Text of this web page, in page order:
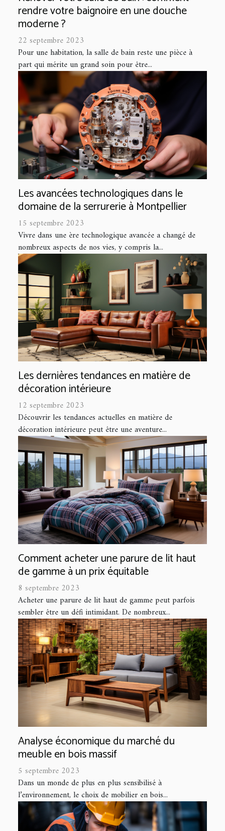
rendre votre baignoire en une douche
moderne ?
22 septembre 2023
Pour une habitation, la salle de bain reste une pièce à
part qui mérite un grand soin pour être...
Les avancées technologiques dans le
domaine de la serrurerie à Montpellier
15 septembre 2023
Vivre dans une ère technologique avancée a changé de
nombreux aspects de nos vies, y compris la...
Les dernières tendances en matière de
décoration intérieure
12 septembre 2023
Découvrir les tendances actuelles en matière de
décoration intérieure peut être une aventure...
Comment acheter une parure de lit haut
de gamme à un prix équitable
8 septembre 2023
Acheter une parure de lit haut de gamme peut parfois
sembler être un défi intimidant. De nombreux...
Analyse économique du marché du
meuble en bois massif
5 septembre 2023
Dans un monde de plus en plus sensibilisé à
l’environnement, le choix de mobilier en bois...